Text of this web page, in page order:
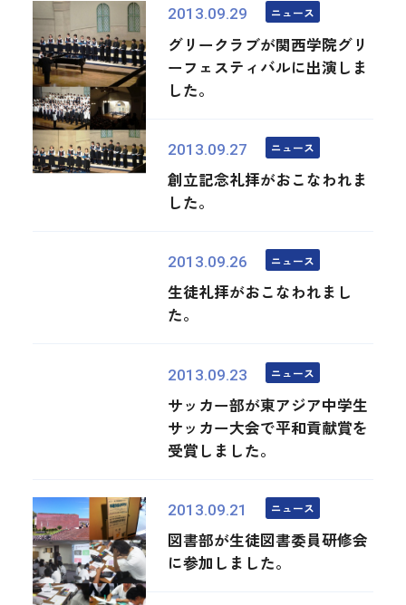
2013.09.29 ニュース
グリークラブが関西学院グリ
ーフェスティバルに出演しま
した。
2013.09.27 ニュース
創立記念礼拝がおこなわれま
した。
2013.09.26 ニュース
生徒礼拝がおこなわれまし
た。
2013.09.23 ニュース
サッカー部が東アジア中学生
サッカー大会で平和貢献賞を
受賞しました。
2013.09.21 ニュース
図書部が生徒図書委員研修会
に参加しました。